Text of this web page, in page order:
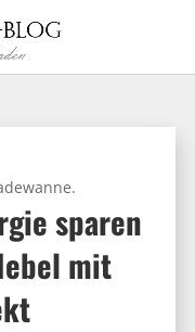
sparen
mit